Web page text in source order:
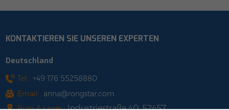
KONTAKTIEREN SIE UNSEREN EXPERTEN
Deutschland
Tel : +49 176 55258880
Email : anna@rongstar.com
Büro & Lager :